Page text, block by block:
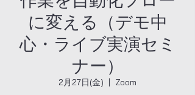
に変える（デモ中
心・ライブ実演セミ
ナー）
2月27日(金)
  |
Zoom